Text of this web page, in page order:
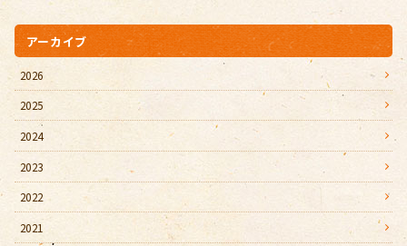
アーカイブ
2026
2025
2024
2023
2022
2021